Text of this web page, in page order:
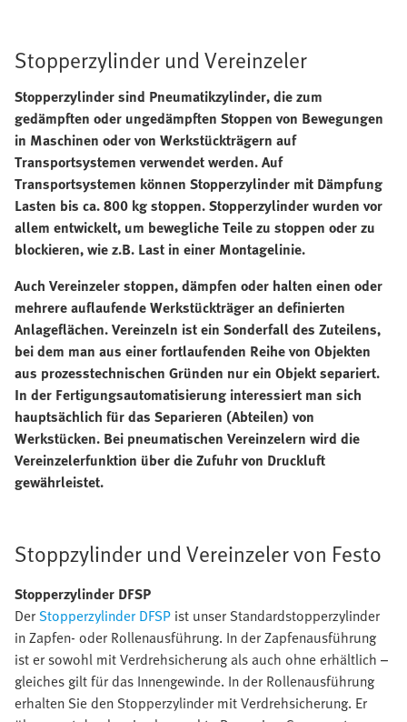
Stopperzylinder und Vereinzeler
Stopperzylinder sind Pneumatikzylinder, die zum
gedämpften oder ungedämpften Stoppen von Bewegungen
in Maschinen oder von Werkstückträgern auf
Transportsystemen verwendet werden. Auf
Transportsystemen können Stopperzylinder mit Dämpfung
Lasten bis ca. 800 kg stoppen. Stopperzylinder wurden vor
allem entwickelt, um bewegliche Teile zu stoppen oder zu
blockieren, wie z.B. Last in einer Montagelinie.
Auch Vereinzeler stoppen, dämpfen oder halten einen oder
mehrere auflaufende Werkstückträger an definierten
Anlageflächen. Vereinzeln ist ein Sonderfall des Zuteilens,
bei dem man aus einer fortlaufenden Reihe von Objekten
aus prozesstechnischen Gründen nur ein Objekt separiert.
In der Fertigungsautomatisierung interessiert man sich
hauptsächlich für das Separieren (Abteilen) von
Werkstücken. Bei pneumatischen Vereinzelern wird die
Vereinzelerfunktion über die Zufuhr von Druckluft
gewährleistet.
Stoppzylinder und Vereinzeler von Festo
Stopperzylinder DFSP
DerStopperzylinder DFSP ist unser Standardstopperzylinder
in Zapfen- oder Rollenausführung. In der Zapfenausführung
ist er sowohl mit Verdrehsicherung als auch ohne erhältlich –
gleiches gilt für das Innengewinde. In der Rollenausführung
erhalten Sie den Stopperzylinder mit Verdrehsicherung. Er